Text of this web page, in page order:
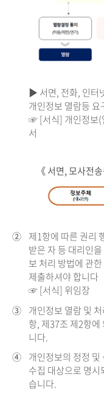
▶ 서면, 전화, 인터
개인정보 열람등 요
☞ [서식] 개인정보(
서
《 서면, 모사전
② 제1항에 따른 권리
받은 자 등 대리인
보 처리 방법에 관
제출하셔야 합니다
☞ [서식] 위임장
③ 개인정보 열람 및
항, 제37조 제2항에
니다.
④ 개인정보의 정정
수집 대상으로 명시
습니다.